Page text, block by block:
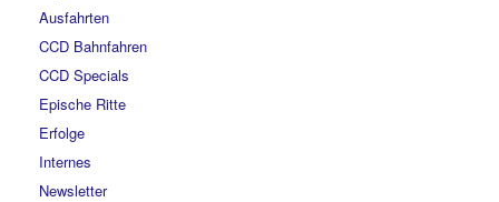
Ausfahrten
CCD Bahnfahren
CCD Specials
Epische Ritte
Erfolge
Internes
Newsletter